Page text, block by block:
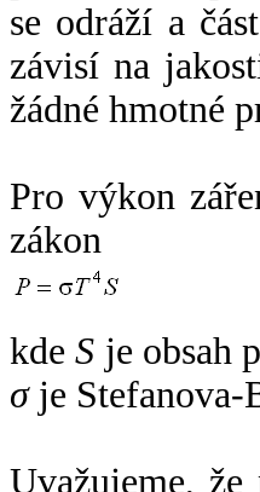
se odráží a
závisí na
žádné hmotné
Pro výkon
zákon
kdeS je obsah
σje Stefanova-
Uvažujeme,